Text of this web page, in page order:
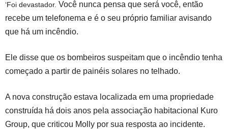
‘Foi devastador. Você nunca pensa que será você, então
recebe um telefonema e é o seu próprio familiar avisando
que há um incêndio.
Ele disse que os bombeiros suspeitam que o incêndio tenha
começado a partir de painéis solares no telhado.
A nova construção estava localizada em uma propriedade
construída há dois anos pela associação habitacional Kuro
Group, que criticou Molly por sua resposta ao incidente.